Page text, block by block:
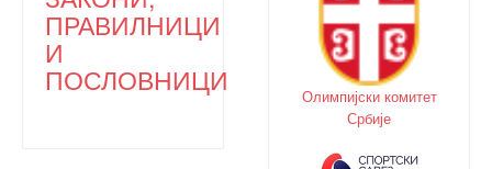
ПРАВИЛНИЦИ
И
ПОСЛОВНИЦИ
Олимпијски комитет
Србије